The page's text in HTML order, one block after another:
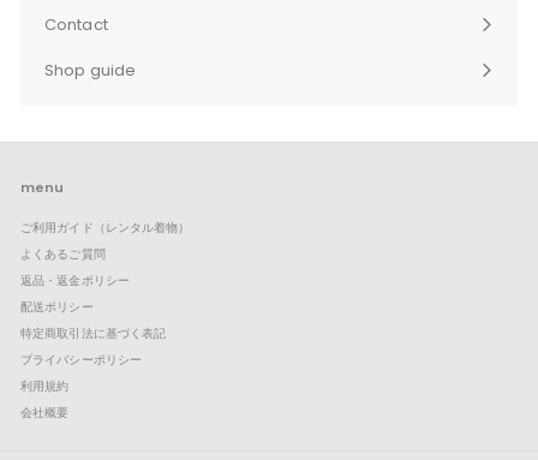
ュ
を
Contact
サ
メ
ー
展
Shop guide
サ
ニ
ー
展
開
menu
ご利用ガイド（レンタル着物）
よくあるご質問
返品・返金ポリシー
配送ポリシー
特定商取引法に基づく表記
プライバシーポリシー
利用規約
会社概要